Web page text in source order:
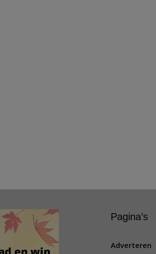
Pagina’s
Adverteren